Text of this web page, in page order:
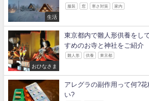
生活
服装 窓 寒さ対策 家内
おひなさま
東京都内で雛人形供養をし
すめのお寺と神社をご紹介
雛人形 供養 東京都
アレグラの副作用って何?
い?